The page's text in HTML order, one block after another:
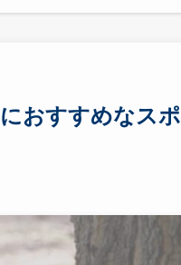
おすすめなスポ